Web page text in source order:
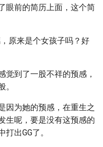
眼前的简历上面，这个简
原来是个女孩子吗？好
觉到了一股不祥的预感，
因为她的预感，在重生之
生呢，要是没有这预感的
出GG了。